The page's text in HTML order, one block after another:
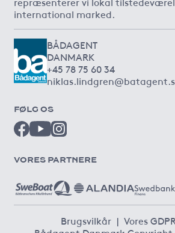
international marked.
BÅDAGENT
DANMARK
+45 78 75 60 34
FØLG OS
VORES PARTNERE
Brugsvilkår | Vores